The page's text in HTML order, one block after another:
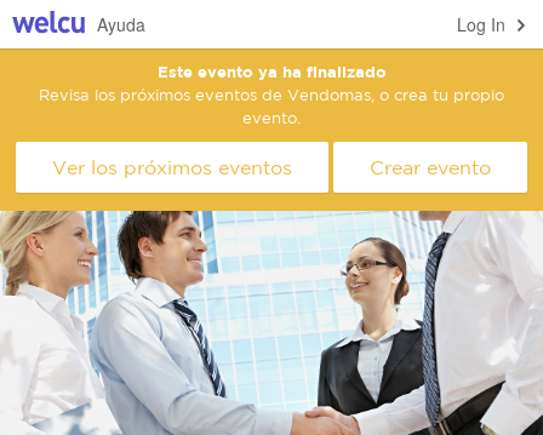
Log In
Ayuda
Este evento ya ha finalizado
Revisa los próximos eventos de Vendomas, o crea tu propio
evento.
Ver los próximos eventos Crear evento